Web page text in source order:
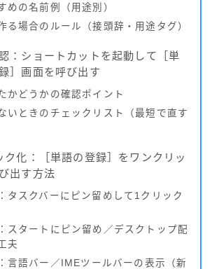
めの名前例（用途別）
る場合のルール（接頭辞・用途タグ）
：ショートカットを起動して［単
］画面を呼び出す
かどうかの確認ポイント
いときのチェックリスト（最短で直す
ク化：［単語の登録］をワンクリッ
出す方法
タスクバーにピン留めして1クリック
スタートにピン留め／デスクトップ配
夫
言語バー／IMEツールバーの表示（新